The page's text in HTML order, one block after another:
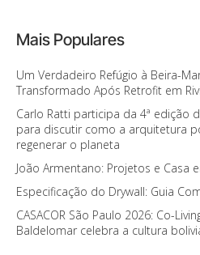
Mais Populares
Um Verdadeiro Refúgio à Beira-
Transformado Após Retrofit em
Carlo Ratti participa da 4ª edição
para discutir como a arquitetura
regenerar o planeta
João Armentano: Projetos e Casa
Especificação do Drywall: Guia
CASACOR São Paulo 2026: Co-
Baldelomar celebra a cultura